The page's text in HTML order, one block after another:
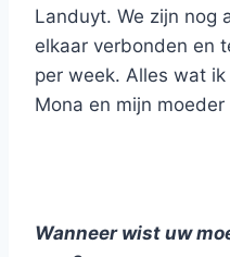
Landuyt. We zijn nog
elkaar verbonden en
per week. Alles wat
Mona en mijn moeder
Wanneer wist uw